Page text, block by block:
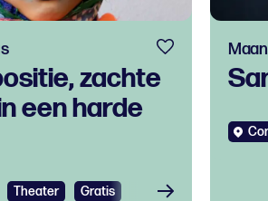
zachte
een harde
Theater Gratis